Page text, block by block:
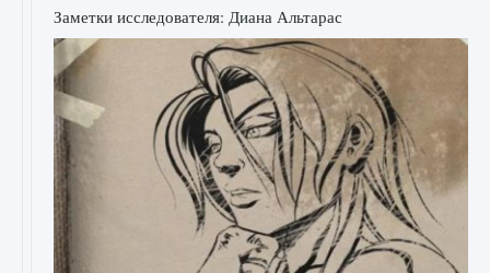
Заметки исследователя: Диана Альтарас